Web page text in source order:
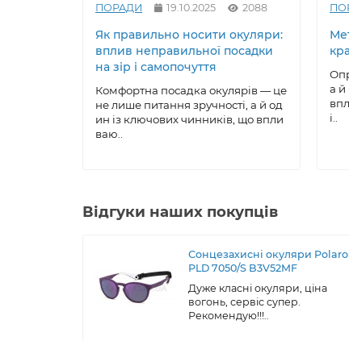
ПОРАДИ 19.10.2025 2088
Як правильно носити окуляри:
вплив неправильної посадки
на зір і самопочуття
Комфортна посадка окулярів — це
не лише питання зручності, а й од
ин із ключових чинників, що впли
ваю..
а й
і..
Відгуки наших покупців
Сонцезахисні окуляри
PLD 7050/S B3V52MF
Дуже класні окуляри, ціна
вогонь, сервіс супер.
Рекомендую!!!..